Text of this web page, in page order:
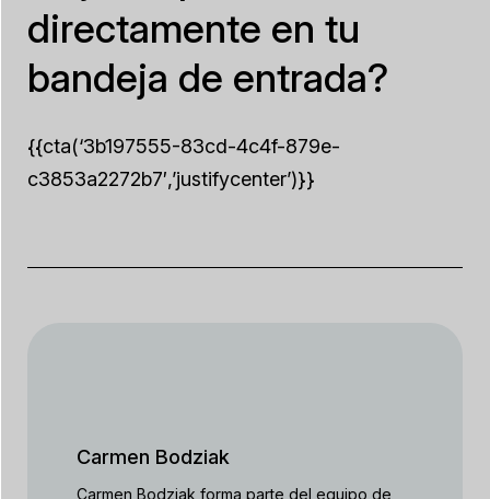
directamente en tu
bandeja de entrada?
{{cta(‘3b197555-83cd-4c4f-879e-
c3853a2272b7′,’justifycenter’)}}
Carmen Bodziak
Carmen Bodziak forma parte del equipo de